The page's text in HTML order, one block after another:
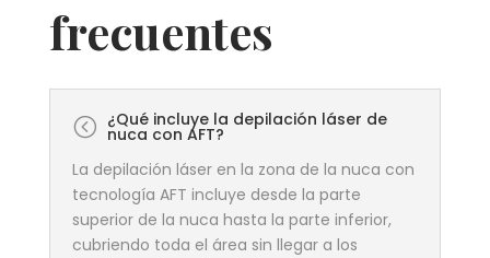
frecuentes
< ¿Qué incluye la depilación láser de
nuca con AFT?
La depilación láser en la zona de la nuca con
tecnología AFT incluye desde la parte
superior de la nuca hasta la parte inferior,
cubriendo toda el área sin llegar a los